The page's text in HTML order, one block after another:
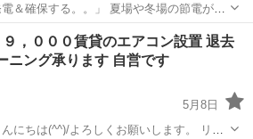
。」 夏場や冬場の節電が必
右往左往されていますね。 こんなと
、冷凍庫、生産ライン、照明のバックア
駅 電気工事
，０００賃貸のエアコン設置 退去
ニング承ります 自営です
5月8日
にちは(^^)/よろしくお願いします。 リピ